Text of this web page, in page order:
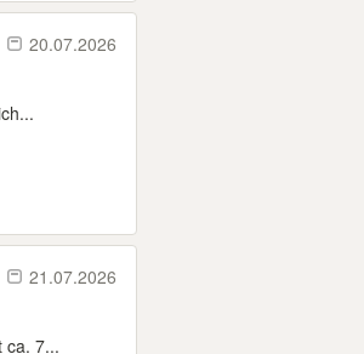
20.07.2026
21.07.2026
ca. 7...